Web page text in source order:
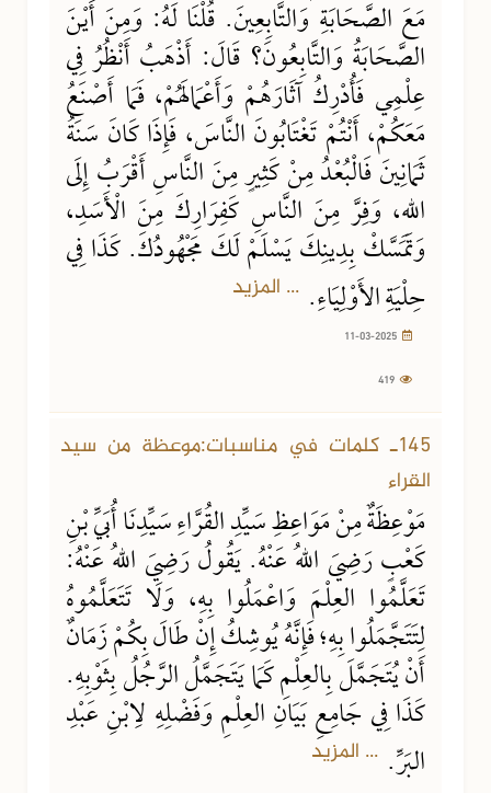
مَعَ الصَّحَابَةِ وَالتَّابِعِينَ. قُلْنَا لَهُ: وَمِنَ أَيْنَ
الصَّحَابَةُ وَالتَّابِعُونَ؟ قَالَ: أَذْهَبُ أَنْظُرُ فِي
عِلْمِي فَأُدْرِكُ آثَارَهُمْ وَأَعْمَالَهُمْ، فَمَا أَصْنَعُ
مَعَكُمْ، أَنْتُمْ تَغْتَابُونَ النَّاسَ، فَإِذَا كَانَ سَنَةُ
ثَمَانِينَ فَالْبُعْدُ مِنْ كَثِيرٍ مِنَ النَّاسِ أَقْرَبُ إِلَى
اللهِ، وَفِرَّ مِنَ النَّاسِ كَفِرَارِكَ مِنَ الْأَسَدِ،
وَتَمَسَّكْ بِدِينِكَ يَسْلَمْ لَكَ مَجْهُودُكَ. كَذَا فِي
حِلْيَةِ الأَوْلِيَاءِ. ... المزيد
145ـ كلمات في مناسبات:موعظة من سيد
القراء
مَوْعِظَةٌ مِنْ مَوَاعِظِ سَيِّدِ القُرَّاءِ سَيِّدِنَا أُبَيِّ بْنِ
كَعْبٍ رَضِيَ اللهُ عَنْهُ. يَقُولُ رَضِيَ اللهُ عَنْهُ:
تَعَلَّمُوا العِلْمَ وَاعْمَلُوا بِهِ، وَلَا تَتَعَلَّمُوهُ
لِتَتَجَّمَلُوا بِهِ؛ فَإِنَّهُ يُوشِكُ إِنْ طَالَ بِكُمْ زَمَانٌ
أَنْ يُتَجَمَّلَ بِالعِلْمِ كَمَا يَتَجَمَّلُ الرَّجُلُ بِثَوْبِهِ.
كَذَا فِي جَامِعِ بَيَانِ العِلْمِ وَفَضْلِهِ لِابْنِ عَبْدِ
البَرِّ. ... المزيد